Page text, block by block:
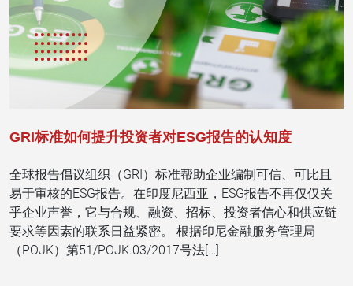
GRI标准如何提升投资者对ESG报告的认知度
全球报告倡议组织（GRI）标准帮助企业编制可信、可比且
易于审核的ESG报告。在印度尼西亚，ESG报告不再仅仅关
乎企业声誉，它与合规、融资、招标、投资者信心和供应链
要求等因素的联系日益紧密。 根据印尼金融服务管理局
（POJK）第51/POJK.03/2017号法[…]